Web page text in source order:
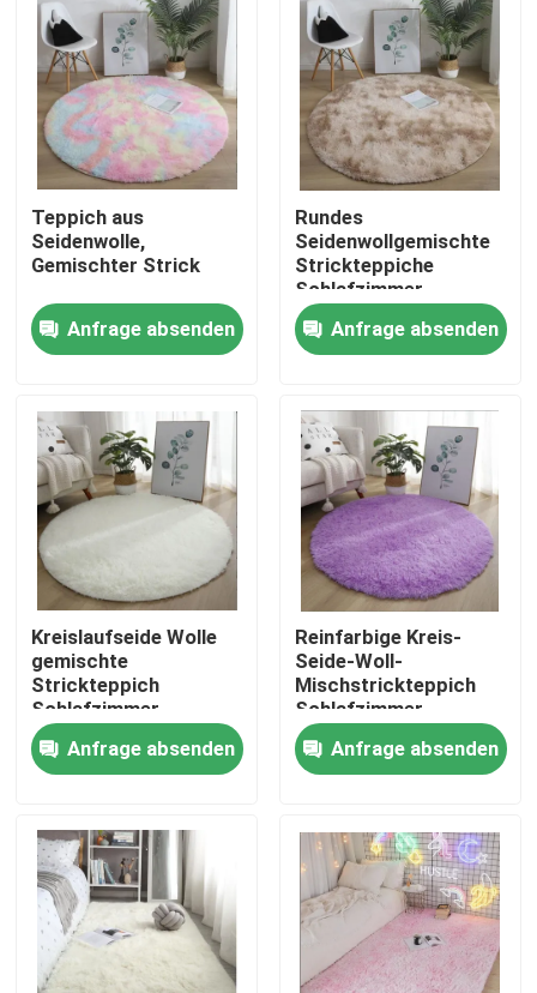
Videos
ÜBER US
Fabrik-Ausflug
Qualitätskontrolle
Fordern Sie ein Zitat
Boden-Teppich-Wolldecke
Schlafzimmer-Boden-Teppiche
Wohnzimmer-Boden-Teppiche
Teppich aus
Seidenwolle,
Gemischter Strick
Anfrage absenden
Rundes
Seidenwollgemischte
Strickteppiche
Schlafzimmer,
Wohnzimmerteppiche
Anfrage absenden
Kreislaufseide Wolle
gemischte
Strickteppich
Schlafzimmer,
Wohnzimmer
Teppiche
Anfrage absenden
Reinfarbige Kreis-
Seide-Woll-
Mischstrickteppich
Schlafzimmer,
Wohnzimmerteppiche
Anfrage absenden